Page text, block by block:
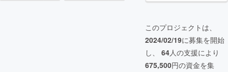
このプロジェクトは、
2024/02/19に募集を開始
し、 64人の支援により
675,500円の資金を集